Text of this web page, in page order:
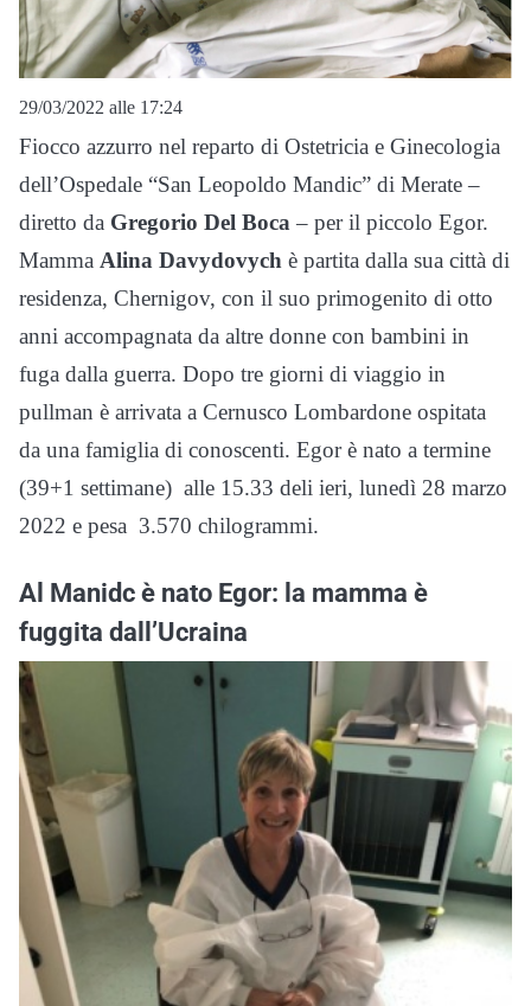
29/03/2022 alle 17:24
Fiocco azzurro nel reparto di Ostetricia e Ginecologia
dell’Ospedale “San Leopoldo Mandic” di Merate –
diretto da Gregorio Del Boca – per il piccolo Egor.
Mamma Alina Davydovych è partita dalla sua città di
residenza, Chernigov, con il suo primogenito di otto
anni accompagnata da altre donne con bambini in
fuga dalla guerra. Dopo tre giorni di viaggio in
pullman è arrivata a Cernusco Lombardone ospitata
da una famiglia di conoscenti. Egor è nato a termine
(39+1 settimane) alle 15.33 deli ieri, lunedì 28 marzo
2022 e pesa 3.570 chilogrammi.
Al Manidc è nato Egor: la mamma è
fuggita dall’Ucraina